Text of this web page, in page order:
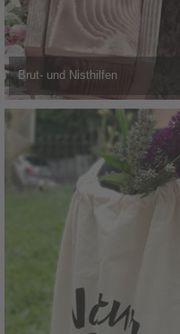
Brut- und Nisthilfen